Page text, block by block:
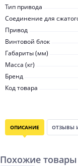
Тип привода
Соединение для
Привод
Винтовой блок
Габариты (мм)
Масса (кг)
Бренд
Код товара
ОПИСАНИЕ ОТЗЫВЫ
Похожие товары